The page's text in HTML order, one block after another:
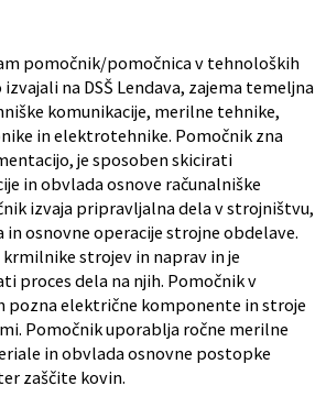
pomočnik/pomočnica v tehnoloških
na DSŠ Lendava, zajema temeljna
komunikacije, merilne tehnike,
in elektrotehnike. Pomočnik zna
je sposoben skicirati
in obvlada osnove računalniške
izvaja pripravljalna dela v strojništvu,
osnovne operacije strojne obdelave.
strojev in naprav in je
proces dela na njih. Pomočnik v
pozna električne komponente in stroje
Pomočnik uporablja ročne merilne
in obvlada osnovne postopke
zaščite kovin.